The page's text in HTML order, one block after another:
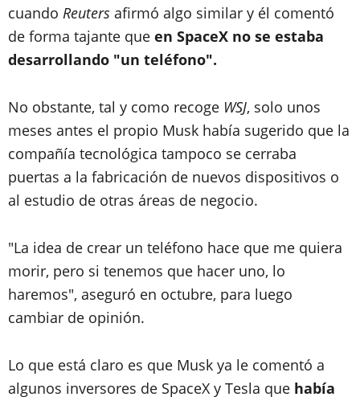
cuando Reuters afirmó algo similar y él comentó
de forma tajante que en SpaceX no se estaba
desarrollando "un teléfono".
No obstante, tal y como recoge WSJ, solo unos
meses antes el propio Musk había sugerido que la
compañía tecnológica tampoco se cerraba
puertas a la fabricación de nuevos dispositivos o
al estudio de otras áreas de negocio.
"La idea de crear un teléfono hace que me quiera
morir, pero si tenemos que hacer uno, lo
haremos", aseguró en octubre, para luego
cambiar de opinión.
Lo que está claro es que Musk ya le comentó a
algunos inversores de SpaceX y Tesla que había